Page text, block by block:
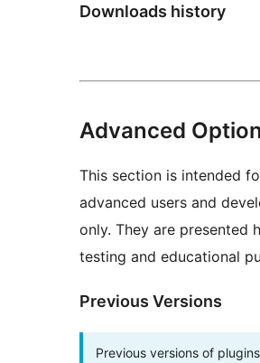
Downloads history
Advanced
This section is intended
advanced users and
only. They are presented
testing and educational
Previous Versions
Previous versions of